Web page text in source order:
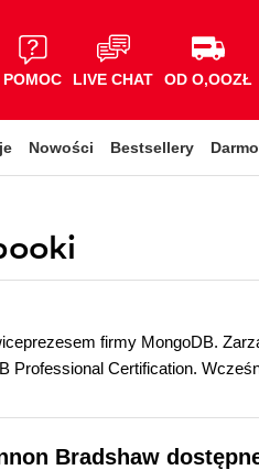
POMOC LIVE CHAT OD O,OOZŁ
Nowości Bestsellery
firmy MongoDB.
Professional Certification.
Bradshaw